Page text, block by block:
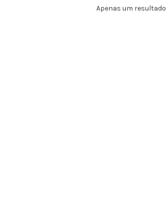
Apenas um resultado